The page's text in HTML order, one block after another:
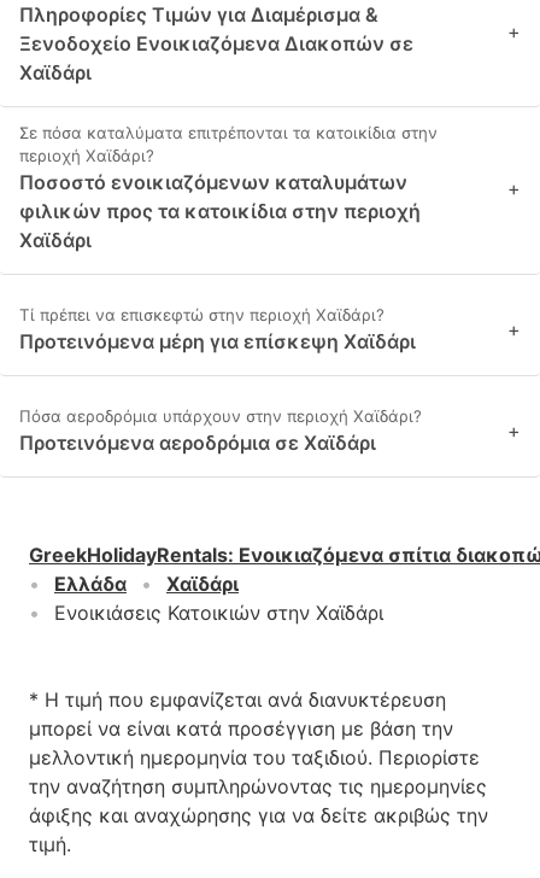
Πληροφορίες Τιμών για Διαμέρισμα &
Ξενοδοχείο Ενοικιαζόμενα Διακοπών σε
Χαϊδάρι
+
Σε πόσα καταλύματα επιτρέπονται τα κατοικίδια στην
περιοχή Χαϊδάρι?
Ποσοστό ενοικιαζόμενων καταλυμάτων
φιλικών προς τα κατοικίδια στην περιοχή
Χαϊδάρι
+
Τί πρέπει να επισκεφτώ στην περιοχή Χαϊδάρι?
Προτεινόμενα μέρη για επίσκεψη Χαϊδάρι +
Πόσα αεροδρόμια υπάρχουν στην περιοχή Χαϊδάρι?
Προτεινόμενα αεροδρόμια σε Χαϊδάρι +
GreekHolidayRentals: Ενοικιαζόμενα σπίτια
Ελλάδα
Χαϊδάρι
Ενοικιάσεις Κατοικιών στην Χαϊδάρι
* Η τιμή που εμφανίζεται ανά διανυκτέρευση
μπορεί να είναι κατά προσέγγιση με βάση την
μελλοντική ημερομηνία του ταξιδιού. Περιορίστε
την αναζήτηση συμπληρώνοντας τις ημερομηνίες
άφιξης και αναχώρησης για να δείτε ακριβώς την
τιμή.